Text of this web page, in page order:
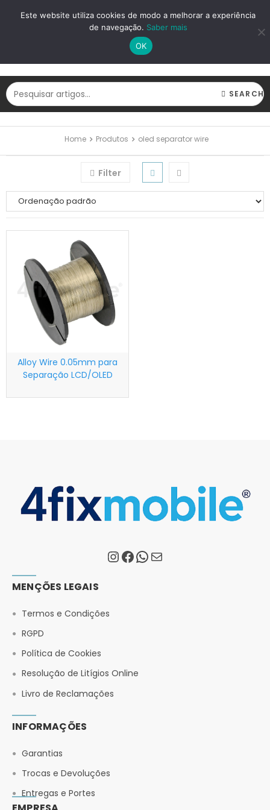
LOGIN REGISTAR
SEARCH
Home Produtos oled separator wire
Filter
Alloy Wire 0.05mm para
Separação LCD/OLED
MENÇÕES LEGAIS
Termos e Condições
RGPD
Política de Cookies
Resolução de Litígios Online
Livro de Reclamações
INFORMAÇÕES
Garantias
Trocas e Devoluções
Entregas e Portes
Este website utiliza cookies de modo a melhorar a experiência
de navegação. Saber mais
OK